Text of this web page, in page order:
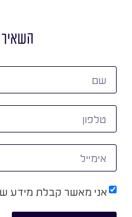
אני מאשר קבלת מידע